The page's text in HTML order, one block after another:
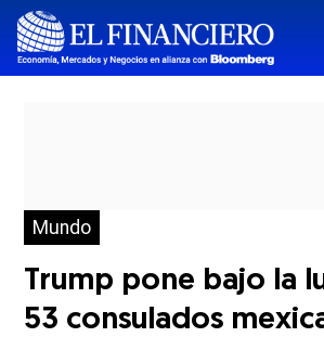
Mundo
Trump pone bajo la
53 consulados